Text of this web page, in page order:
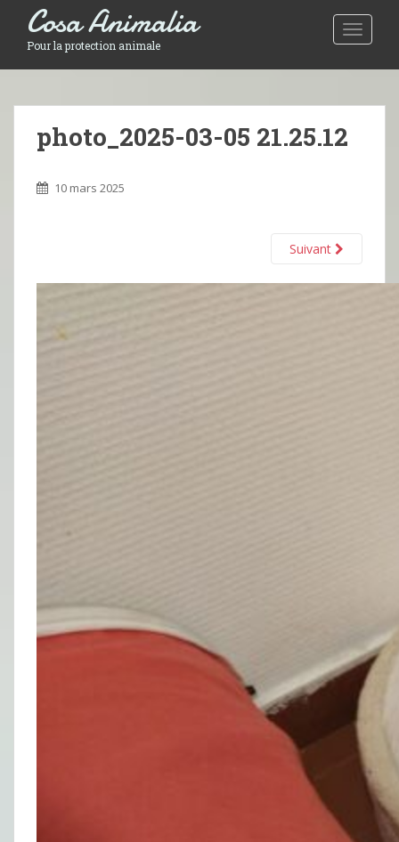
Toggle
Cosa Animalia
Pour la protection animale
photo_2025-03-05 21.25.12
10 mars 2025
Suivant